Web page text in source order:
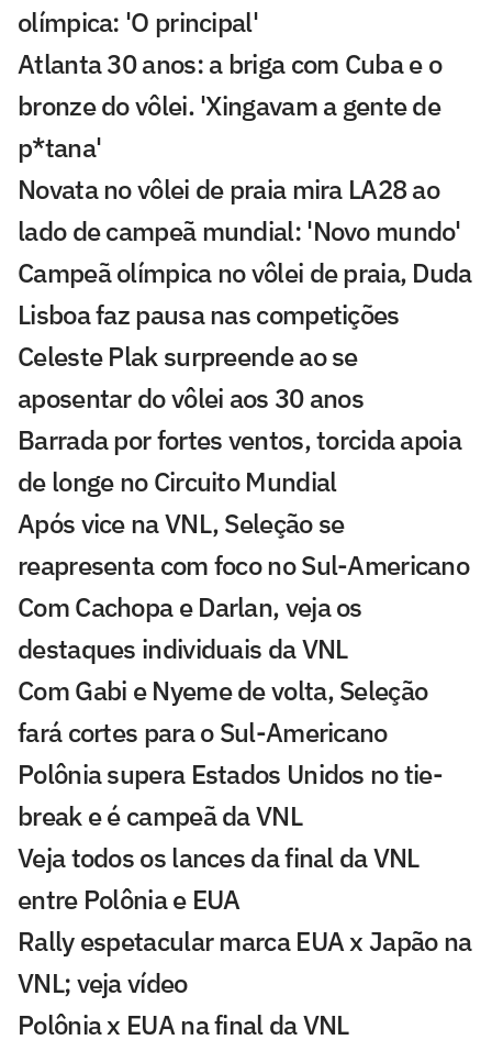
olímpica: 'O principal'
Atlanta 30 anos: a briga com Cuba e o
bronze do vôlei. 'Xingavam a gente de
p*tana'
Novata no vôlei de praia mira LA28 ao
lado de campeã mundial: 'Novo mundo'
Campeã olímpica no vôlei de praia, Duda
Lisboa faz pausa nas competições
Celeste Plak surpreende ao se
aposentar do vôlei aos 30 anos
Barrada por fortes ventos, torcida apoia
de longe no Circuito Mundial
Após vice na VNL, Seleção se
reapresenta com foco no Sul-Americano
Com Cachopa e Darlan, veja os
destaques individuais da VNL
Com Gabi e Nyeme de volta, Seleção
fará cortes para o Sul-Americano
Polônia supera Estados Unidos no tie-
break e é campeã da VNL
Veja todos os lances da final da VNL
entre Polônia e EUA
Rally espetacular marca EUA x Japão na
VNL; veja vídeo
Polônia x EUA na final da VNL